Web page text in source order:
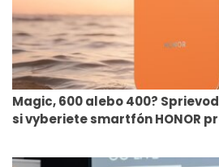
Magic, 600 alebo 400?
si vyberiete smartfón HONOR